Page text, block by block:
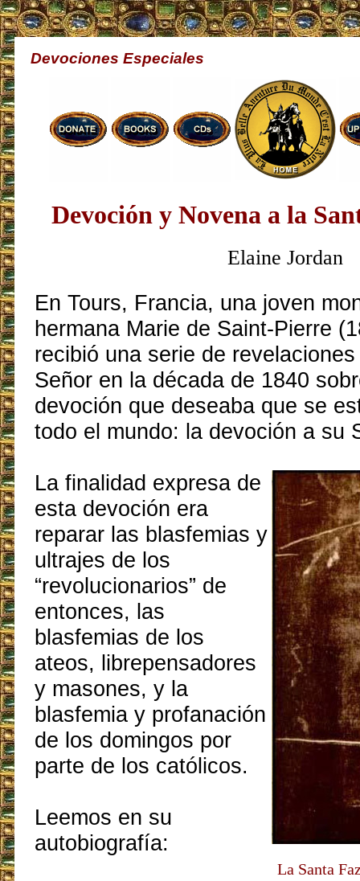
Devociones Especiales
Devoción y Novena a la
Elaine Jordan
En Tours, Francia, una joven
hermana Marie de Saint-Pierre
recibió una serie de
Señor en la década de 1840
devoción que deseaba que se
todo el mundo: la devoción a su
La Santa
La finalidad expresa de
esta devoción era
reparar las blasfemias y
ultrajes de los
“revolucionarios” de
entonces, las
blasfemias de los
ateos, librepensadores
y masones, y la
blasfemia y profanación
de los domingos por
parte de los católicos.
Leemos en su
autobiografía: